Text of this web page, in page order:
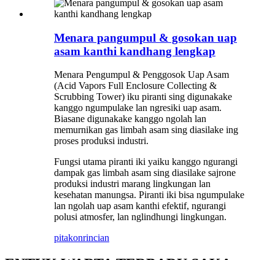
Menara pangumpul & gosokan uap
asam kanthi kandhang lengkap
Menara Pengumpul & Penggosok Uap Asam
(Acid Vapors Full Enclosure Collecting &
Scrubbing Tower) iku piranti sing digunakake
kanggo ngumpulake lan ngresiki uap asam.
Biasane digunakake kanggo ngolah lan
memurnikan gas limbah asam sing diasilake ing
proses produksi industri.
Fungsi utama piranti iki yaiku kanggo ngurangi
dampak gas limbah asam sing diasilake sajrone
produksi industri marang lingkungan lan
kesehatan manungsa. Piranti iki bisa ngumpulake
lan ngolah uap asam kanthi efektif, ngurangi
polusi atmosfer, lan nglindhungi lingkungan.
pitakonrincian